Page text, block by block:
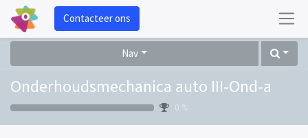
Contacteer ons
Nav
Onderhoudsmechanica auto III-Ond-a
0 %